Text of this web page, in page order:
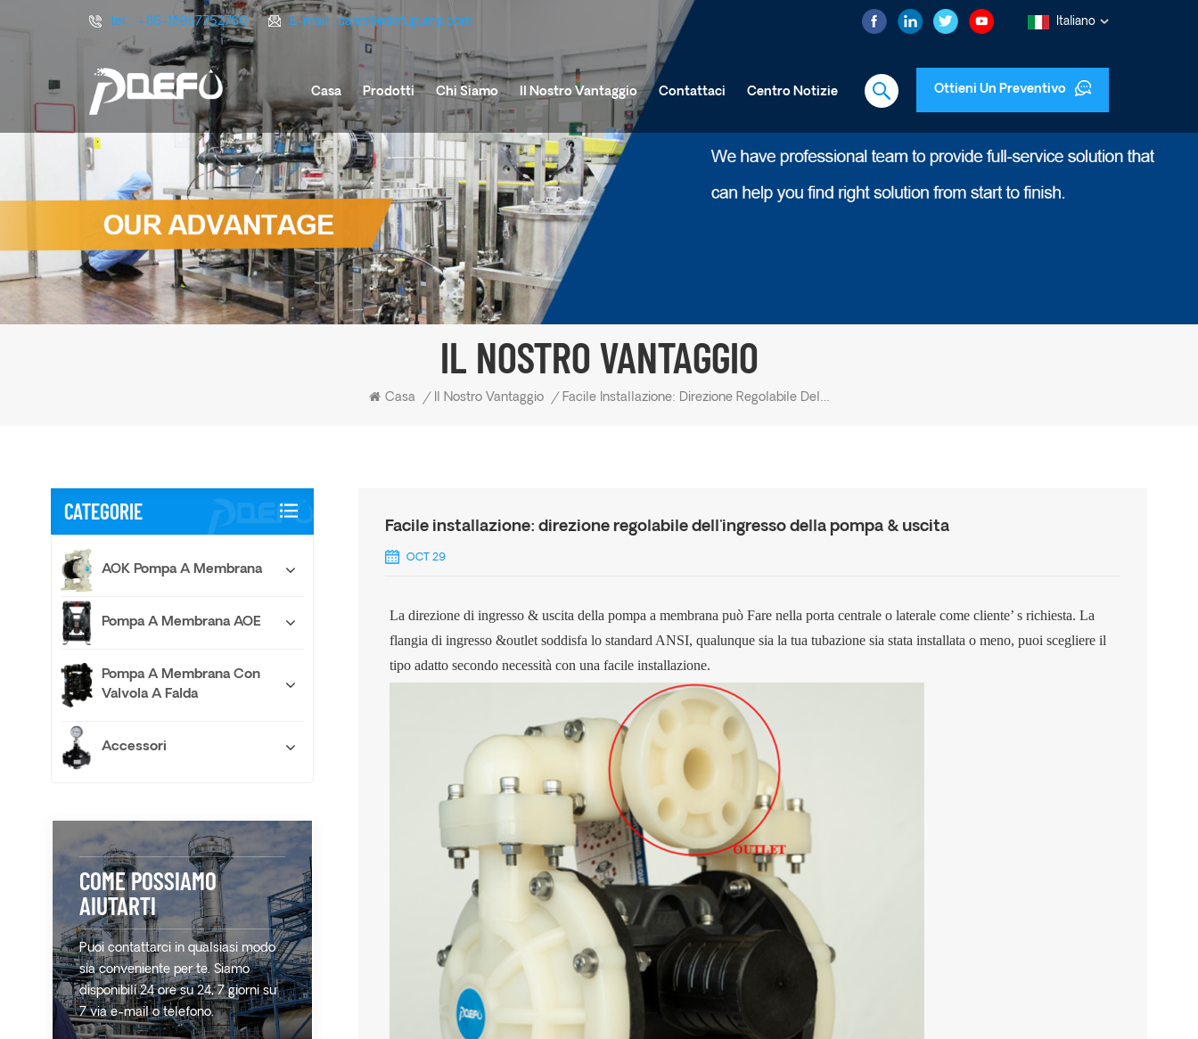
tel : +86-18957752760 E-mail : sales9@defupump.com Italiano
Ottieni Un Preventivo
Casa Prodotti Chi Siamo Il Nostro Vantaggio Contattaci Centro Notizie
IL NOSTRO VANTAGGIO
Casa / Il Nostro Vantaggio / Facile Installazione: Direzione Regolabile Dell'ingresso Della Pompa & Uscita
Facile installazione: direzione regolabile dell'ingresso della pompa & uscita
OCT 29
La direzione di ingresso & uscita della pompa a membrana può Fare nella porta centrale o laterale come cliente’ s richiesta. La
flangia di ingresso &outlet soddisfa lo standard ANSI, qualunque sia la tua tubazione sia stata installata o meno, puoi scegliere il
tipo adatto secondo necessità con una facile installazione.
CATEGORIE
AOK Pompa A Membrana
Pompa A Membrana AOE
Pompa A Membrana Con
Valvola A Falda
Accessori
COME POSSIAMO
AIUTARTI
Puoi contattarci in qualsiasi modo
sia conveniente per te. Siamo
disponibili 24 ore su 24, 7 giorni su
7 via e-mail o telefono.